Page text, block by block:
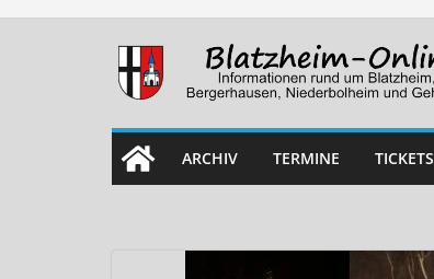
Skip
ARCHIV TERMINE TICKETS